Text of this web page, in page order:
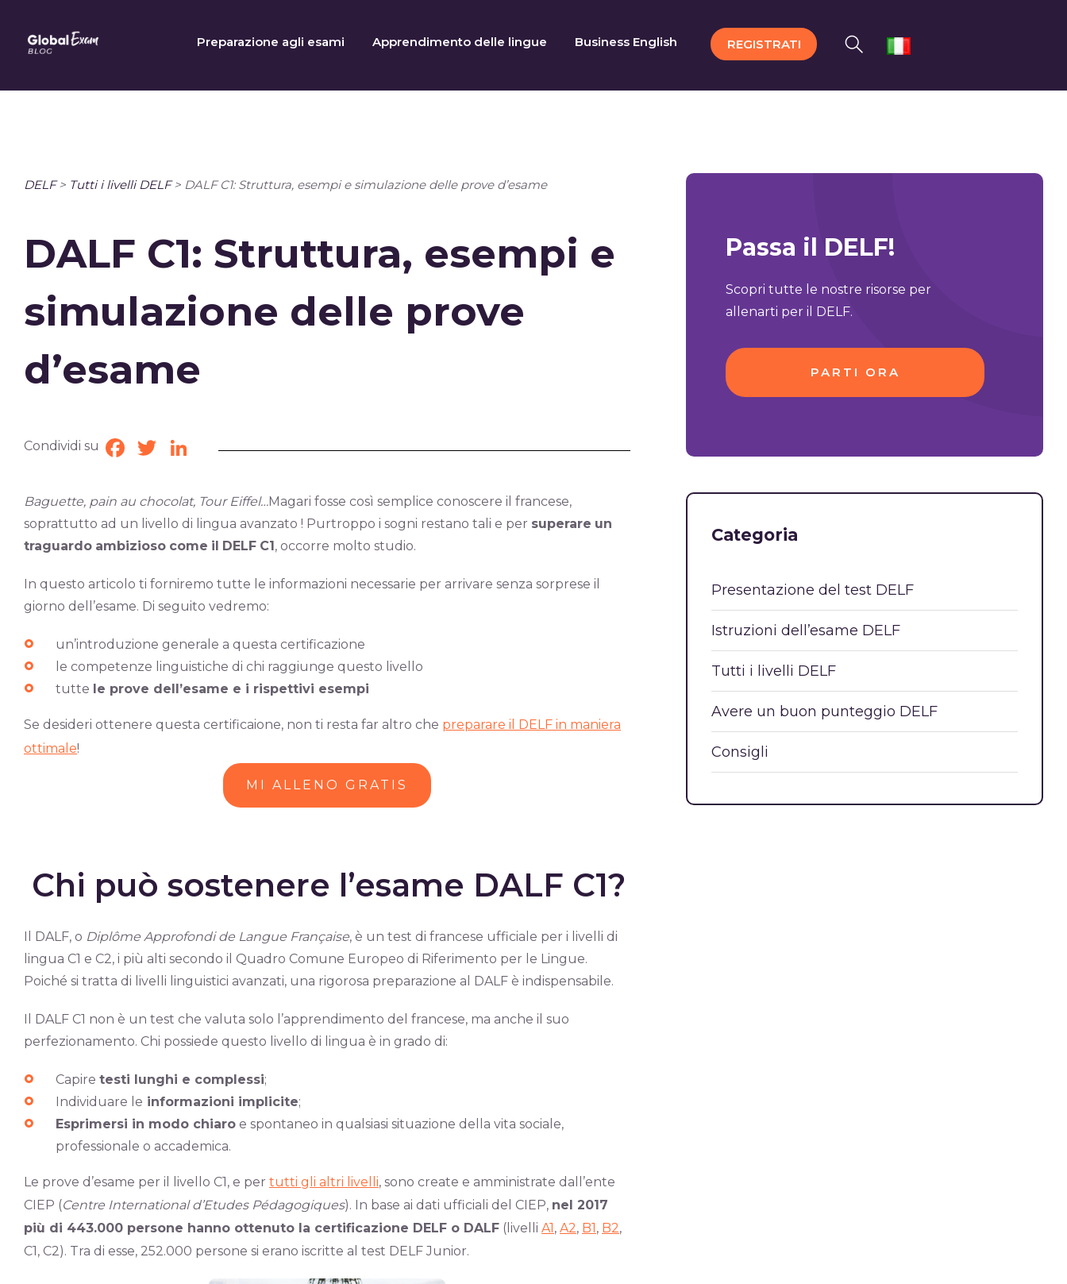
content
Preparazione agli esami Apprendimento delle lingue Business English REGISTRATI
DELF> Tutti i livelli DELF> DALF C1: Struttura, esempi e simulazione delle prove d’esame
DALF C1: Struttura, esempi e
simulazione delle prove
d’esame
Condividi su Facebook
TwitterLinkedIn
Baguette, pain au chocolat, Tour Eiffel…Magari fosse così semplice conoscere il francese,
soprattutto ad un livello di lingua avanzato ! Purtroppo i sogni restano tali e per superare un
traguardo ambizioso come il DELF C1, occorre molto studio.
In questo articolo ti forniremo tutte le informazioni necessarie per arrivare senza sorprese il
giorno dell’esame. Di seguito vedremo:
un’introduzione generale a questa certificazione
le competenze linguistiche di chi raggiunge questo livello
tutte le prove dell’esame e i rispettivi esempi
Se desideri ottenere questa certificaione, non ti resta far altro che preparare il DELF in maniera
ottimale!
MI ALLENO GRATIS
Chi può sostenere l’esame DALF C1?
Il DALF, o Diplôme Approfondi de Langue Française, è un test di francese ufficiale per i livelli di
lingua C1 e C2, i più alti secondo il Quadro Comune Europeo di Riferimento per le Lingue.
Poiché si tratta di livelli linguistici avanzati, una rigorosa preparazione al DALF è indispensabile.
Il DALF C1 non è un test che valuta solo l’apprendimento del francese, ma anche il suo
perfezionamento. Chi possiede questo livello di lingua è in grado di:
Capire testi lunghi e complessi;
Individuare le informazioni implicite;
Esprimersi in modo chiaro e spontaneo in qualsiasi situazione della vita sociale,
professionale o accademica.
Le prove d’esame per il livello C1, e per tutti gli altri livelli, sono create e amministrate dall’ente
CIEP (Centre International d’Etudes Pédagogiques). In base ai dati ufficiali del CIEP, nel 2017
più di 443.000 persone hanno ottenuto la certificazione DELF o DALF (livelli A1, A2, B1, B2,
C1, C2). Tra di esse, 252.000 persone si erano iscritte al test DELF Junior.
Passa il DELF!
Scopri tutte le nostre risorse per
allenarti per il DELF.
PARTI ORA
Categoria
Presentazione del test DELF
Istruzioni dell’esame DELF
Tutti i livelli DELF
Avere un buon punteggio DELF
Consigli